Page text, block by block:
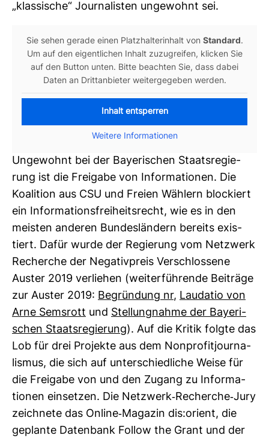
„klas­si­sche“ Jour­na­listen unge­wohnt sei.
Sie sehen gerade einen Platz­hal­ter­in­halt von Stan­dard .
Um auf den eigent­li­chen Inhalt zuzu­greifen, kli­cken Sie
auf den Button unten. Bitte beachten Sie, dass dabei
Daten an Dritt­an­bieter wei­ter­ge­geben werden.
Inhalt entsperren
Wei­tere Infor­ma­tionen
Unge­wohnt bei der Baye­ri­schen Staats­re­gie­
rung ist die Frei­gabe von Infor­ma­tionen. Die
Koali­tion aus CSU und Freien Wäh­lern blo­ckiert
ein Infor­ma­ti­ons­frei­heits­recht, wie es in den
meisten anderen Bun­des­län­dern bereits exis­
tiert. Dafür wurde der Regie­rung vom Netz­werk
Recherche der Nega­tiv­preis Ver­schlos­sene
Auster 2019 ver­liehen (wei­ter­füh­rende Bei­träge
zur Auster 2019: Begrün­dung nr, Lau­datio von
Arne Sems­rott und Stel­lung­nahme der Baye­ri­
schen Staats­re­gie­rung). Auf die Kritik folgte das
Lob für drei Pro­jekte aus dem Non­pro­fit­jour­na­
lismus, die sich auf unter­schied­liche Weise für
die Frei­gabe von und den Zugang zu Infor­ma­
tionen ein­setzen. Die Netz­werk-​Recherche-​Jury
zeich­nete das Online-​Magazin dis:orient, die
geplante Daten­bank Follow the Grant und der